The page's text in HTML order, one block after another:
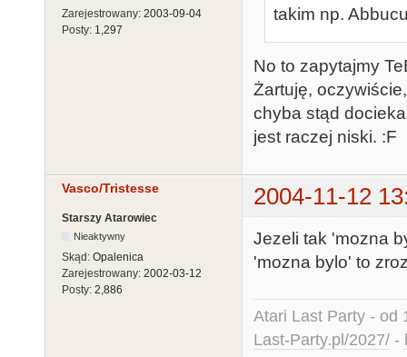
Zarejestrowany: 2003-09-04
Posty: 1,297
takim np.
No to zapytajmy
Żartuję,
chyba stąd
jest raczej niski. :F
Vasco/Tristesse 2004-11-12
Starszy Atarowiec
Nieaktywny
Skąd: Opalenica
Zarejestrowany: 2002-03-12
Posty: 2,886
Jezeli tak 'mozna
'mozna bylo' to
Atari Last Party - od
Last-Party.pl/2027/ -